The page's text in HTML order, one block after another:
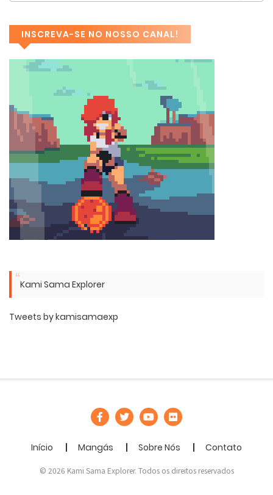
INSCREVA-SE NO NOSSO CANAL!
Kami Sama Explorer
Tweets by kamisamaexp
Início Mangás Sobre Nós Contato
© 2026 Kami Sama Explorer. Todos os direitos reservados